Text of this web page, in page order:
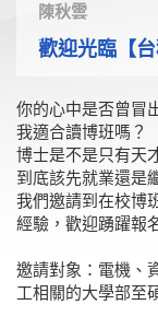
陳秋雲
歡迎光臨【
你的心中是否曾冒
我適合讀博班嗎？
博士是不是只有天
到底該先就業還是
我們邀請到在校博
經驗，歡迎踴躍報
邀請對象：電機、
工相關的大學部至